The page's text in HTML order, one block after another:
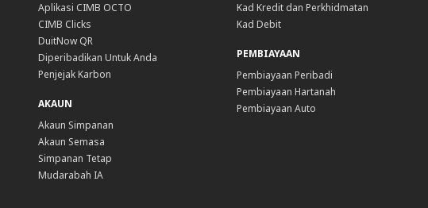
Aplikasi CIMB OCTO
CIMB Clicks
DuitNow QR
Diperibadikan Untuk Anda
Penjejak Karbon
AKAUN
Akaun Simpanan
Akaun Semasa
Simpanan Tetap
Mudarabah IA
Kad Kredit dan Perkhidmatan
Kad Debit
PEMBIAYAAN
Pembiayaan Peribadi
Pembiayaan Hartanah
Pembiayaan Auto